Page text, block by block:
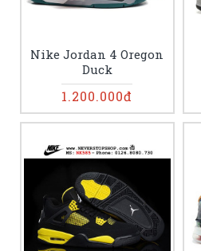
Nike Jordan 4 Oregon
Duck
1.200.000đ